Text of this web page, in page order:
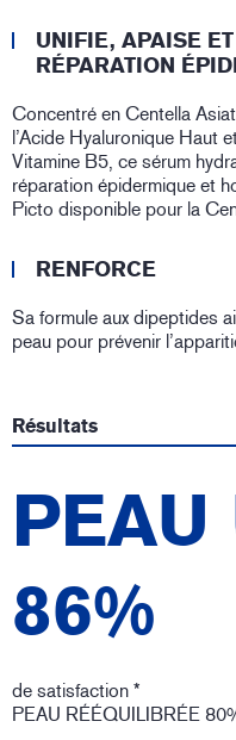
UNIFIE, APAISE
RÉPARATION
Concentré en Centella
l’Acide Hyaluronique Haut
Vitamine B5, ce sérum
réparation épidermique et
Picto disponible pour la
RENFORCE
Sa formule aux dipeptides
peau pour prévenir
Résultats
PEAU
86%
de satisfaction *
PEAU RÉÉQUILIBRÉE